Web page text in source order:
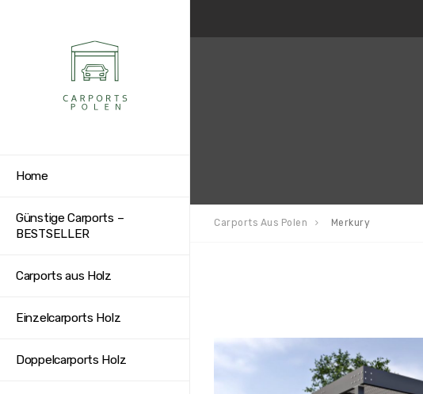
Home
Günstige Carports –
BESTSELLER
Carports aus Holz
Einzelcarports Holz
Doppelcarports Holz
Carports Aus Polen Merkury